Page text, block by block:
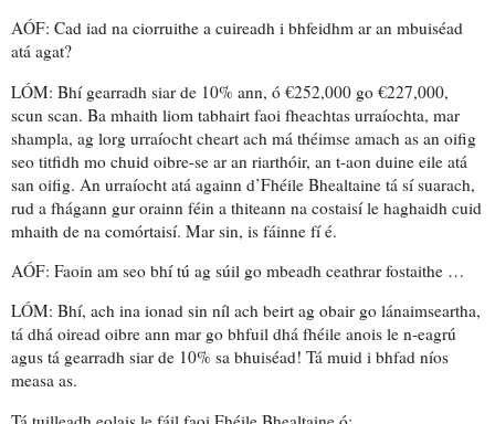
AÓF: Cad iad na ciorruithe a cuireadh i bhfeidhm ar an mbuiséad
atá agat?
LÓM: Bhí gearradh siar de 10% ann, ó €252,000 go €227,000,
scun scan. Ba mhaith liom tabhairt faoi fheachtas urraíochta, mar
shampla, ag lorg urraíocht cheart ach má théimse amach as an oifig
seo titfidh mo chuid oibre-se ar an riarthóir, an t-aon duine eile atá
san oifig. An urraíocht atá againn d’Fhéile Bhealtaine tá sísuarach,
rud a fhágann gur orainn féin a thiteann na costaisí le haghaidh cuid
mhaith de na comórtaisí. Mar sin, is fáinne fíé.
AÓF: Faoin am seo bhí tú ag súil go mbeadh ceathrar fostaithe …
LÓM: Bhí, ach ina ionad sin níl ach beirt ag obair go lánaimseartha,
tá dhá oiread oibre ann mar go bhfuil dhá fhéile anois le n-eagrú
agus tá gearradh siar de 10% sa bhuiséad! Tá muid i bhfad níos
measa as.